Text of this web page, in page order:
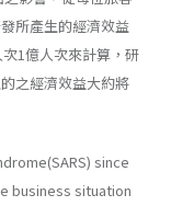
所產生的經濟效益
1億人次來計算，研
之經濟效益大約將
since
business situation